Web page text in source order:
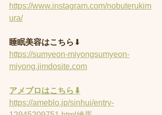
https://www.instagram.com/nobuterukim
ura/
睡眠美容はこちら ⬇︎
https://sumyeon-miyongsumyeon-
miyong.jimdosite.com
アメブロはこちら⬇︎
https://ameblo.jp/sinhui/entry-